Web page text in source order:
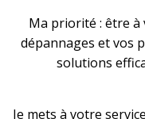
Ma priorité : être à
dépannages et vos
solutions
Je mets à votre